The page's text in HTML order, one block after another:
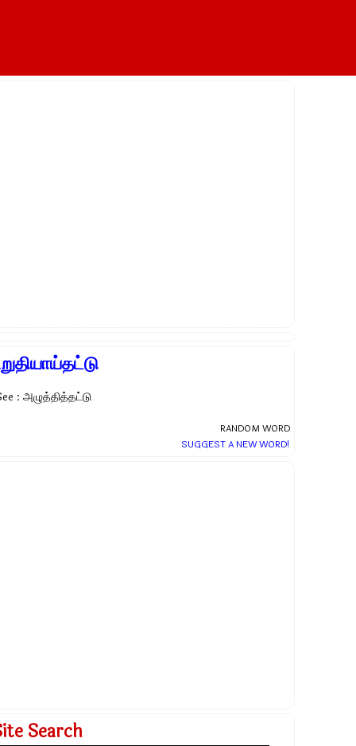
: அழுத்தித்தட்டு
RANDOM WORD
SUGGEST A NEW WORD!
Search